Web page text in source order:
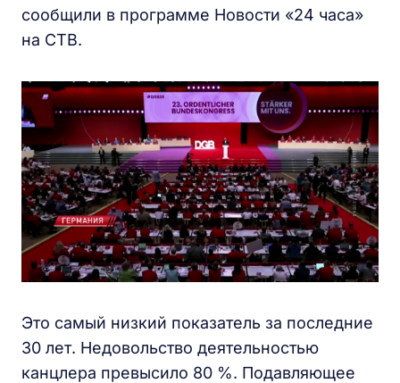
сообщили в программе Новости «24 часа»
на СТВ.
Это самый низкий показатель за последние
30 лет. Недовольство деятельностью
канцлера превысило 80 %. Подавляющее